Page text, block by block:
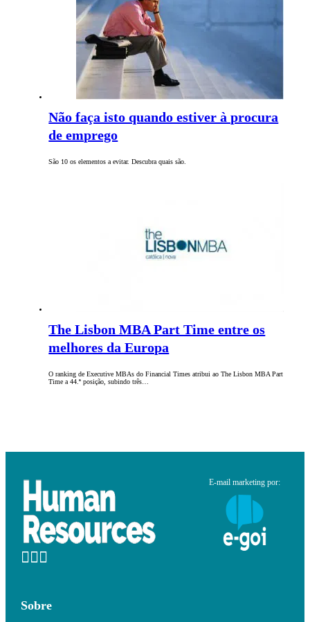
Não faça isto quando estiver à procura
de emprego
São 10 os elementos a evitar. Descubra quais são.
The Lisbon MBA Part Time entre os
melhores da Europa
O ranking de Executive MBAs do Financial Times atribui ao The Lisbon MBA Part
Time a 44.ª posição, subindo três…
E-mail marketing por:
Sobre